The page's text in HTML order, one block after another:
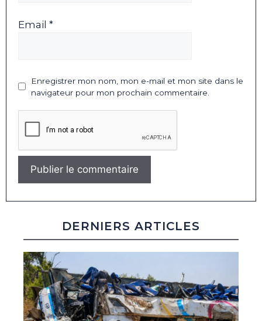
Email *
Enregistrer mon nom, mon e-mail et mon site dans le
navigateur pour mon prochain commentaire.
DERNIERS ARTICLES